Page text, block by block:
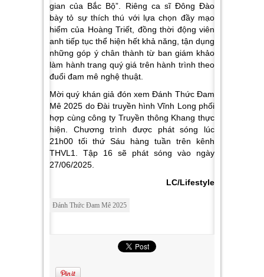
gian của Bắc Bộ” . Riêng ca sĩ Đông Đào
bày tỏ sự thích thú với lựa chọn đầy mạo
hiểm của Hoàng Triết, đồng thời động viên
anh tiếp tục thể hiện hết khả năng, tận dụng
những góp ý chân thành từ ban giám khảo
làm hành trang quý giá trên hành trình theo
đuổi đam mê nghệ thuật.
Mời quý khán giả đón xemĐánh Thức Đam
Mê 2025 do Đài truyền hình Vĩnh Long phối
hợp cùng công ty Truyền thông Khang thực
hiện. Chương trình được phát sóng lúc
21h00 tối thứ Sáu hàng tuần trên kênh
THVL1. Tập 16 sẽ phát sóng vào ngày
27/06/2025.
LC/Lifestyle
Đánh Thức Đam Mê 2025